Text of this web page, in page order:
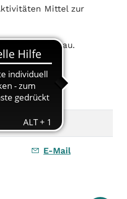
Mittel zur
in der Wetterau.
E-Mail
E-Mail